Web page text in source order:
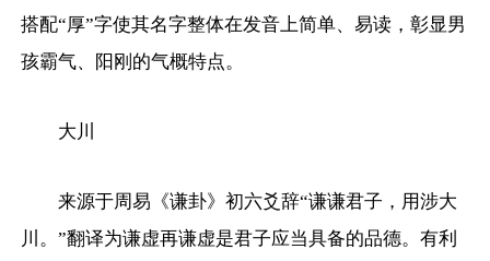
搭配“厚”字使其名字整体在发音上简单、易读，彰显男
孩霸气、阳刚的气概特点。
大川
来源于周易《谦卦》初六爻辞“谦谦君子，用涉大
川。”翻译为谦虚再谦虚是君子应当具备的品德。有利